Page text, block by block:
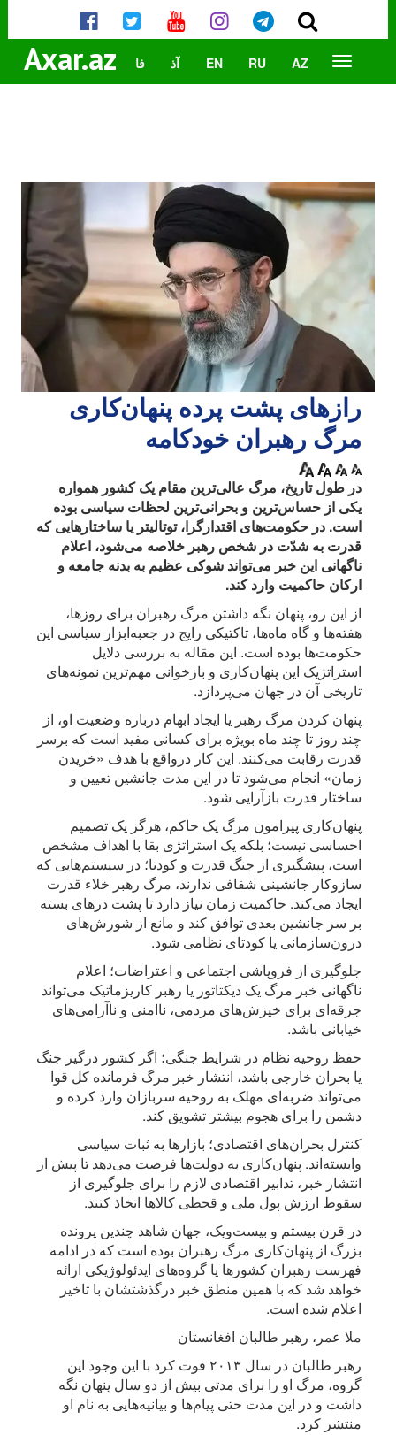
Axar.az AZ
RU
EN آذ فا
رازهای پشت پرده پنهان‌کاری
مرگ رهبران خودکامه
در طول تاریخ، مرگ عالی‌ترین مقام یک کشور همواره
یکی از حساس‌ترین و بحرانی‌ترین لحظات سیاسی بوده
است. در حکومت‌های اقتدارگرا، توتالیتر یا ساختارهایی که
قدرت به شدّت در شخص رهبر خلاصه می‌شود، اعلام
ناگهانی این خبر می‌تواند شوکی عظیم به بدنه جامعه و
ارکان حاکمیت وارد کند.
از این رو، پنهان نگه داشتن مرگ رهبران برای روزها،
هفته‌ها و گاه ماه‌ها، تاکتیکی رایج در جعبه‌ابزار سیاسی این
حکومت‌ها بوده است. این مقاله به بررسی دلایل
استراتژیک این پنهان‌کاری و بازخوانی مهم‌ترین نمونه‌های
تاریخی آن در جهان می‌پردازد.
پنهان کردن مرگ رهبر یا ایجاد ابهام درباره وضعیت او، از
چند روز تا چند ماه بویژه برای کسانی مفید است که برسر
قدرت رقابت می‌کنند. این کار درواقع با هدف «خریدن
زمان» انجام می‌شود تا در این مدت جانشین تعیین و
ساختار قدرت بازآرایی شود.
پنهان‌کاری پیرامون مرگ یک حاکم، هرگز یک تصمیم
احساسی نیست؛ بلکه یک استراتژی بقا با اهداف مشخص
است، پیشگیری از جنگ قدرت و کودتا؛ در سیستم‌هایی که
سازوکار جانشینی شفافی ندارند، مرگ رهبر خلاء قدرت
ایجاد می‌کند. حاکمیت زمان نیاز دارد تا پشت درهای بسته
بر سر جانشین بعدی توافق کند و مانع از شورش‌های
درون‌سازمانی یا کودتای نظامی شود.
جلوگیری از فروپاشی اجتماعی و اعتراضات؛ اعلام
ناگهانی خبر مرگ یک دیکتاتور یا رهبر کاریزماتیک می‌تواند
جرقه‌ای برای خیزش‌های مردمی، ناامنی و ناآرامی‌های
خیابانی باشد.
حفظ روحیه نظام در شرایط جنگی؛ اگر کشور درگیر جنگ
یا بحران خارجی باشد، انتشار خبر مرگ فرمانده کل قوا
می‌تواند ضربه‌ای مهلک به روحیه سربازان وارد کرده و
دشمن را برای هجوم بیشتر تشویق کند.
کنترل بحران‌های اقتصادی؛ بازارها به ثبات سیاسی
وابسته‌اند. پنهان‌کاری به دولت‌ها فرصت می‌دهد تا پیش از
انتشار خبر، تدابیر اقتصادی لازم را برای جلوگیری از
سقوط ارزش پول ملی و قحطی کالاها اتخاذ کنند.
در قرن بیستم و بیست‌ویک، جهان شاهد چندین پرونده
بزرگ از پنهان‌کاری مرگ رهبران بوده است که در ادامه
فهرست رهبران کشورها یا گروه‌های ایدئولوژیکی ارائه
خواهد شد که با همین منطق خبر درگذشتشان با تاخیر
اعلام شده است.
ملا عمر، رهبر طالبان افغانستان
رهبر طالبان در سال ۲۰۱۳ فوت کرد با این وجود این
گروه، مرگ او را برای مدتی بیش از دو سال پنهان نگه
داشت و در این مدت حتی پیام‌ها و بیانیه‌هایی به نام او
منتشر کرد.